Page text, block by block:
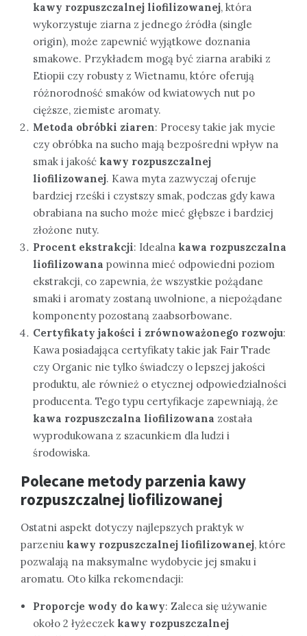
kawy rozpuszczalnej liofilizowanej, która
wykorzystuje ziarna z jednego źródła (single
origin), może zapewnić wyjątkowe doznania
smakowe. Przykładem mogą być ziarna arabiki z
Etiopii czy robusty z Wietnamu, które oferują
różnorodność smaków od kwiatowych nut po
cięższe, ziemiste aromaty.
Metoda obróbki ziaren: Procesy takie jak mycie
czy obróbka na sucho mają bezpośredni wpływ na
smak i jakość kawy rozpuszczalnej
liofilizowanej. Kawa myta zazwyczaj oferuje
bardziej rześki i czystszy smak, podczas gdy kawa
obrabiana na sucho może mieć głębsze i bardziej
złożone nuty.
Procent ekstrakcji: Idealna kawa rozpuszczalna
liofilizowana powinna mieć odpowiedni poziom
ekstrakcji, co zapewnia, że wszystkie pożądane
smaki i aromaty zostaną uwolnione, a niepożądane
komponenty pozostaną zaabsorbowane.
Certyfikaty jakości i zrównoważonego rozwoju:
Kawa posiadająca certyfikaty takie jak Fair Trade
czy Organic nie tylko świadczy o lepszej jakości
produktu, ale również o etycznej odpowiedzialności
producenta. Tego typu certyfikacje zapewniają, że
kawa rozpuszczalna liofilizowana została
wyprodukowana z szacunkiem dla ludzi i
środowiska.
Polecane metody parzenia kawy
rozpuszczalnej liofilizowanej
Ostatni aspekt dotyczy najlepszych praktyk w
parzeniu kawy rozpuszczalnej liofilizowanej, które
pozwalają na maksymalne wydobycie jej smaku i
aromatu. Oto kilka rekomendacji:
Proporcje wody do kawy: Zaleca się używanie
około 2 łyżeczek kawy rozpuszczalnej